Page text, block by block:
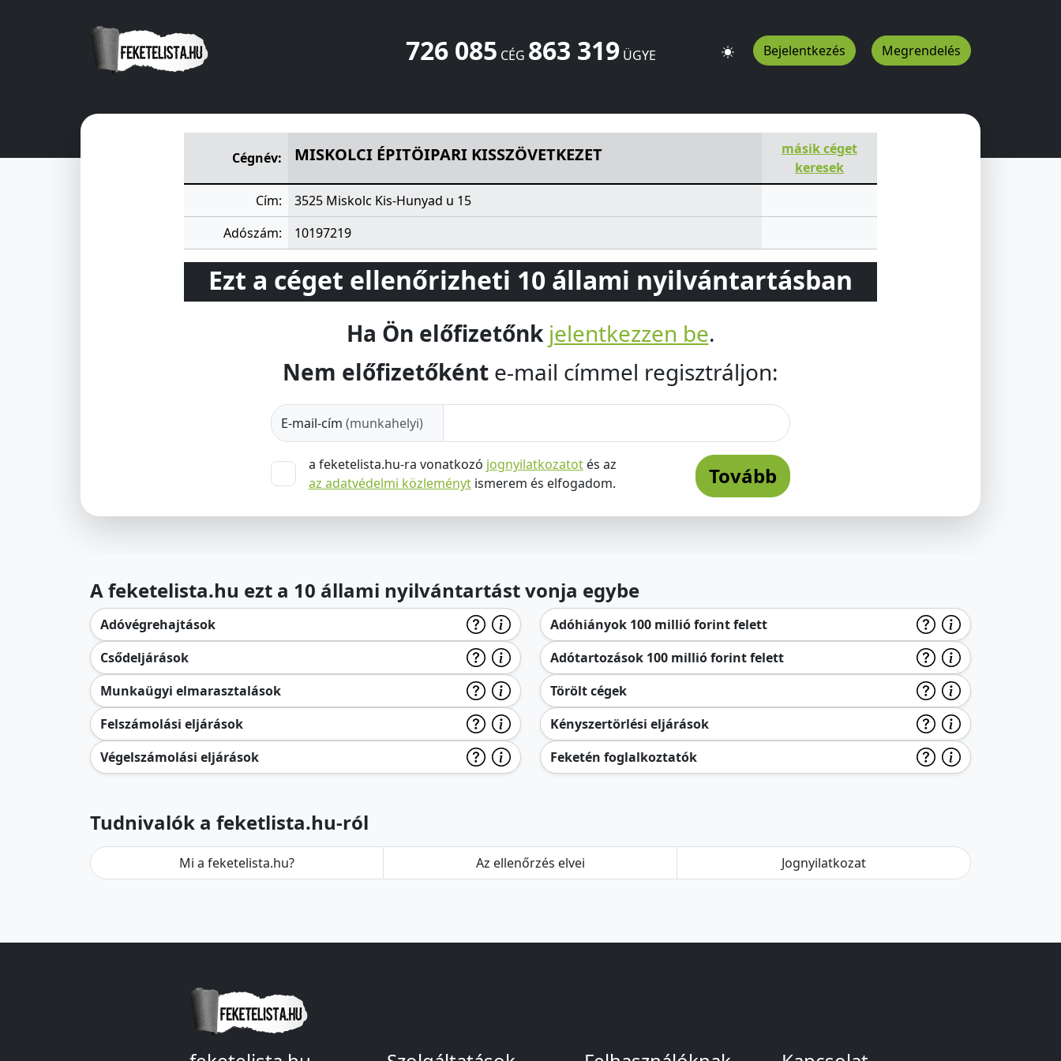
726 085 CÉG 863 319ÜGYE Bejelentkezés Megrendelés
Cégnév:
MISKOLCI ÉPITÖIPARI KISSZÖVETKEZET
másik céget
keresek
Cím:
3525 Miskolc Kis-Hunyad u 15
Adószám:
10197219
Ezt a céget ellenőrizheti 10 állami nyilvántartásban
Ha Ön előfizetőnk jelentkezzen be.
Nem előfizetőként e-mail címmel regisztráljon:
E-mail-cím (munkahelyi)
a feketelista.hu-ra vonatkozó jognyilatkozatotés az
az adatvédelmi közleménytismerem és elfogadom. Tovább
A feketelista.hu ezt a 10 állami nyilvántartást vonja egybe
Adóvégrehajtások
Csődeljárások
Munkaügyi elmarasztalások
Felszámolási eljárások
Végelszámolási eljárások
Adóhiányok 100 millió forint felett
Adótartozások 100 millió forint felett
Törölt cégek
Kényszertörlési eljárások
Feketén foglalkoztatók
Tudnivalók a feketlista.hu-ról
Mi a feketelista.hu? Az ellenőrzés elvei Jognyilatkozat